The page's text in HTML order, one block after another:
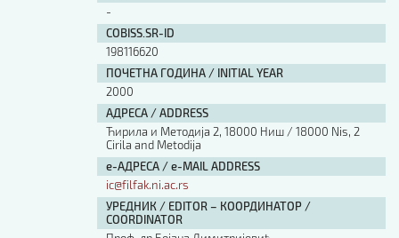
-
COBISS.SR-ID
198116620
ПОЧЕТНА ГОДИНА / INITIAL YEAR
2000
АДРЕСА / ADDRESS
Ћирила и Методија 2, 18000 Ниш / 18000 Nis, 2
Cirila and Metodija
е-АДРЕСА / e-MAIL ADDRESS
ic@filfak.ni.ac.rs
УРЕДНИК / EDITOR – КООРДИНАТОР /
COORDINATOR